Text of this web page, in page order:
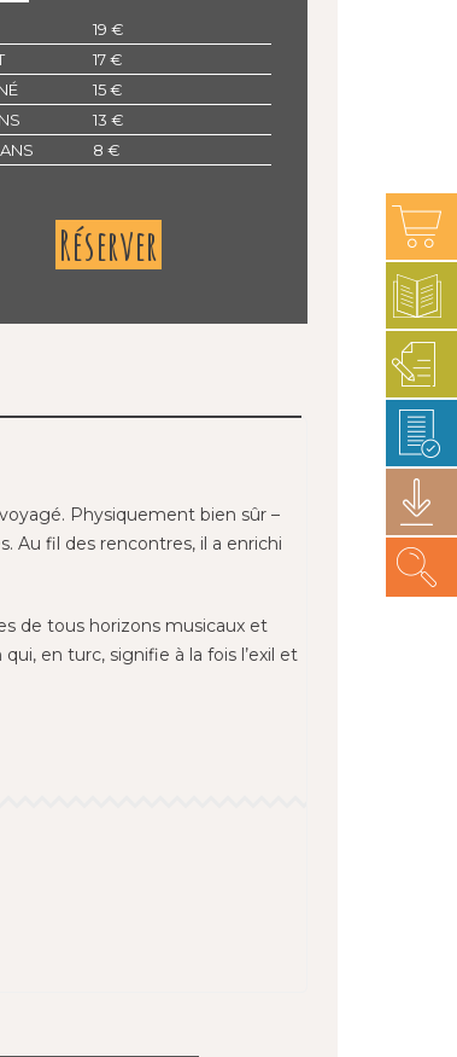
19 €
17 €
15 €
13 €
8 €
Réserver
Physiquement bien sûr –
Au fil des rencontres, il a enrichi
de tous horizons musicaux et
en turc, signifie à la fois l’exil et